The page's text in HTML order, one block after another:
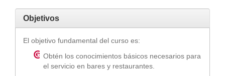
Objetivos
El objetivo fundamental del curso es:
Obtén los conocimientos básicos necesarios para
el servicio en bares y restaurantes.